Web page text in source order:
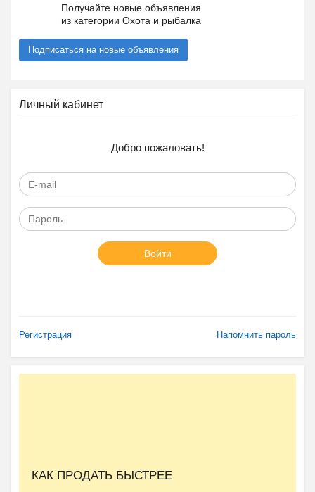
Получайте новые объявления
из категории Охота и рыбалка
Подписаться на новые объявления
Личный кабинет
Добро пожаловать!
Войти
Регистрация Напомнить пароль
КАК ПРОДАТЬ БЫСТРЕЕ